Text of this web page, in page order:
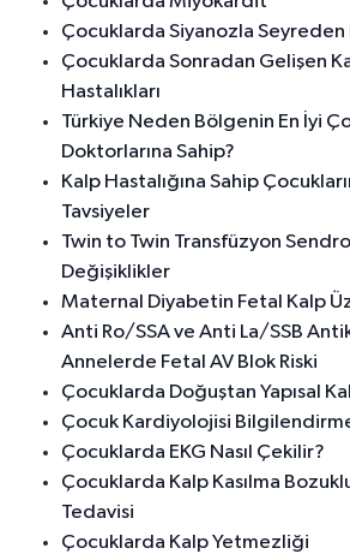
Çocuklarda Siyanozla Seyreden
Çocuklarda Sonradan Gelişen
Hastalıkları
Türkiye Neden Bölgenin En İyi
Doktorlarına Sahip?
Kalp Hastalığına Sahip
Tavsiyeler
Twin to Twin Transfüzyon
Değişiklikler
Maternal Diyabetin Fetal Kalp
Anti Ro/SSA ve Anti La/SSB
Annelerde Fetal AV Blok Riski
Çocuklarda Doğuştan Yapısal
Çocuk Kardiyolojisi
Çocuklarda EKG Nasıl Çekilir?
Çocuklarda Kalp Kasılma
Tedavisi
Çocuklarda Kalp Yetmezliği